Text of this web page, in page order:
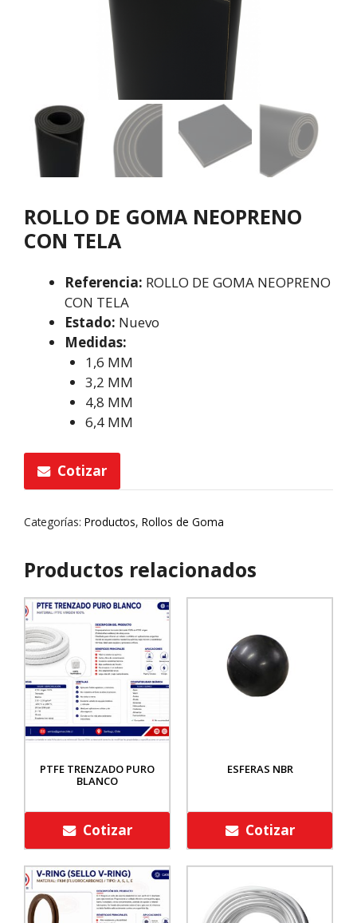
ROLLO DE GOMA NEOPRENO
CON TELA
Referencia: ROLLO DE GOMA NEOPRENO
CON TELA
Estado: Nuevo
Medidas:
1,6 MM
3,2 MM
4,8 MM
6,4 MM
Cotizar
Categorías: Productos, Rollos de Goma
Productos relacionados
PTFE TRENZADO PURO
BLANCO
Cotizar
ESFERAS NBR
Cotizar